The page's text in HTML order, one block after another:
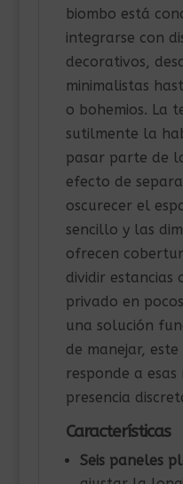
biombo está
integrarse con
decorativos,
minimalistas
o bohemios. La
sutilmente la
pasar parte de
efecto de
oscurecer el
sencillo y las
ofrecen
dividir estancias
privado en
una solución
de manejar,
responde a esas
presencia
Características
Seis paneles